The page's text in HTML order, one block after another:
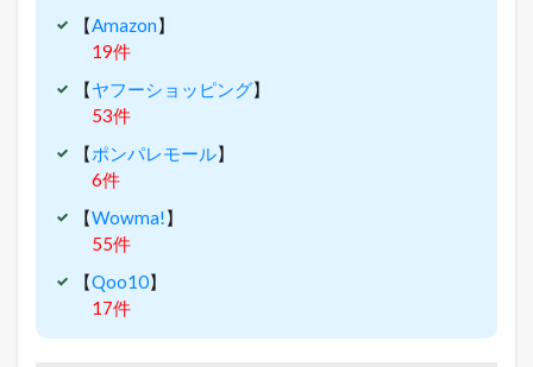
【Amazon】
19件
【ヤフーショッピング】
53件
【ポンパレモール】
6件
【Wowma!】
55件
【Qoo10】
17件